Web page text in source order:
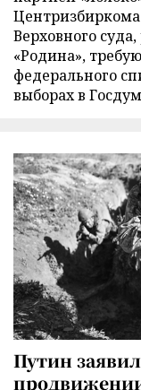
Верховного
«Родина»,
федерального
выборах в
Путин